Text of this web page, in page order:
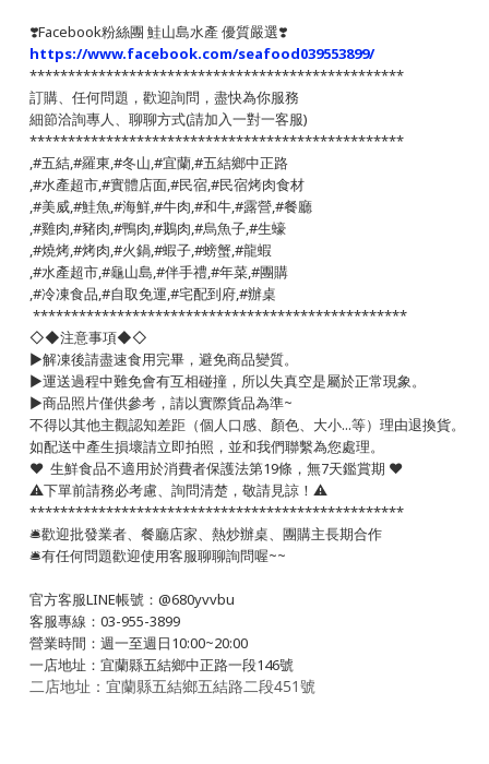
❣️Facebook粉絲團 鮭山島水產 優質嚴選❣️
https://www.facebook.com/seafood039553899/
*************************************************
訂購、任何問題，歡迎詢問，盡快為你服務
細節洽詢專人、聊聊方式(請加入一對一客服)
*************************************************
,#五結,#羅東,#冬山,#宜蘭,#五結鄉中正路
,#水產超市,#實體店面,#民宿,#民宿烤肉食材
,#美威,#鮭魚,#海鮮,#牛肉,#和牛,#露營,#餐廳
,#雞肉,#豬肉,#鴨肉,#鵝肉,#烏魚子,#生蠔
,#燒烤,#烤肉,#火鍋,#蝦子,#螃蟹,#龍蝦
,#水產超市,#龜山島,#伴手禮,#年菜,#團購
,#冷凍食品,#自取免運,#宅配到府,#辦桌
*************************************************
◇◆注意事項◆◇
▶️解凍後請盡速食用完畢，避免商品變質。
▶️運送過程中難免會有互相碰撞，所以失真空是屬於正常現象。
▶️商品照片僅供參考，請以實際貨品為準~
不得以其他主觀認知差距（個人口感、顏色、大小...等）理由退換貨。
如配送中產生損壞請立即拍照，並和我們聯繫為您處理。
❤️ 生鮮食品不適用於消費者保護法第19條，無7天鑑賞期 ❤️
⚠️下單前請務必考慮、詢問清楚，敬請見諒！⚠️
*************************************************
🛎歡迎批發業者、餐廳店家、熱炒辦桌、團購主長期合作
🛎有任何問題歡迎使用客服聊聊詢問喔~~
官方客服LINE帳號：@680yvvbu
客服專線：03-955-3899
營業時間：週一至週日10:00~20:00
一店地址：宜蘭縣五結鄉中正路一段146號
二店地址：宜蘭縣五結鄉五結路二段451號